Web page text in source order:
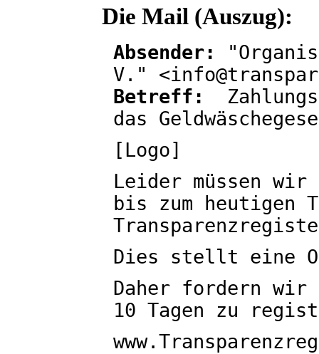
Die Mail (Auszug):
Absender:
V."
Betreff:
das
[Logo]
Leider müssen
bis zum heutigen
Dies stellt eine
Daher fordern
10 Tagen zu